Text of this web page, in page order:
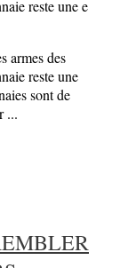
reste une e
armes des
reste une
sont de
...